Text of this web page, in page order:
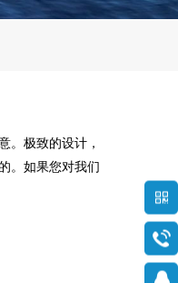
。极致的设计，
。如果您对我们